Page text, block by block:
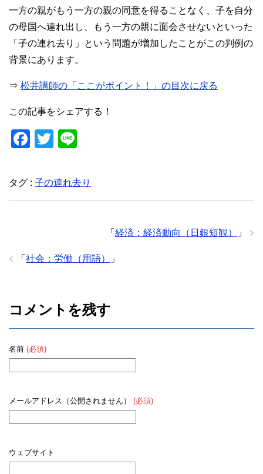
一方の親がもう一方の親の同意を得ることなく、子を自分
の母国へ連れ出し、もう一方の親に面会させないといった
「子の連れ去り」という問題が増加したことがこの判例の
背景にあります。
⇒ 松井講師の「ここがポイント！」の目次に戻る
この記事をシェアする！
F
c
e
o
T
tt
er
e
タグ : 子の連れ去り
「 経済：経済動向（日銀短観） 」
「 社会：労働（用語） 」
コメントを残す
名前 (必須)
メールアドレス（公開されません） (必須)
ウェブサイト